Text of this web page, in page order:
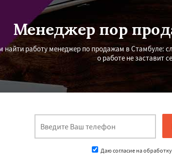
Менеджер пор
найти работу менеджер по продажам в
о работе не заставит
Даю согласие на